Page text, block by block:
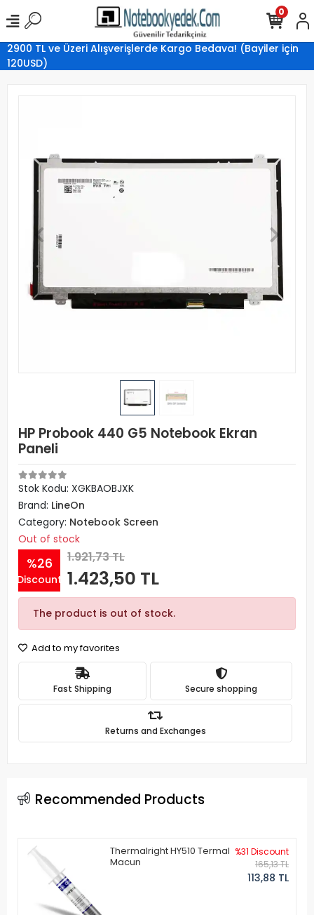
2900 TL ve Üzeri Alışverişlerde Kargo Bedava! (Bayiler için
120USD)
0
HP Probook 440 G5 Notebook Ekran
Paneli
Stok Kodu: XGKBAOBJXK
Brand: LineOn
Category: Notebook Screen
Out of stock
%26
Discount
1.921,73 TL
1.423,50 TL
The product is out of stock.
Add to my favorites
Fast Shipping Secure shopping
Returns and Exchanges
Recommended Products
Thermalright HY510 Termal
Macun
%31 Discount
165,13 TL
113,88 TL